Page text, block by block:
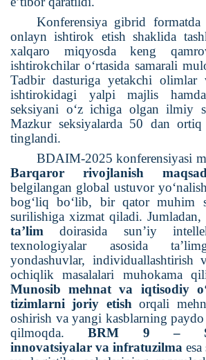
Konferensiya gibrid
onlayn ishtirok etish shaklida
xalqaro miqyosda keng
ishtirokchilar o‘rtasida samarali
Tadbir dasturiga yetakchi olimlar
ishtirokidagi yalpi majlis
seksiyani o‘z ichiga olgan ilmiy
Mazkur seksiyalarda 50 dan ortiq
tinglandi.
BDAIM-2025 konferensiyasi
Barqaror rivojlanish
belgilangan global ustuvor
bog‘liq bo‘lib, bir qator muhim
surilishiga xizmat qiladi. Jumladan,
ta’lim doirasida sun’iy
texnologiyalar asosida
yondashuvlar, individuallashtirish
ochiqlik masalalari muhokama
Munosib mehnat va iqtisodiy
tizimlarni joriy etish orqali
oshirish va yangi kasblarning
qilmoqda.BRM 9 –
innovatsiyalar va infratuzilma